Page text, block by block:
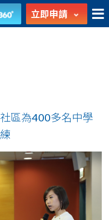
立即申請
區為400多名中學